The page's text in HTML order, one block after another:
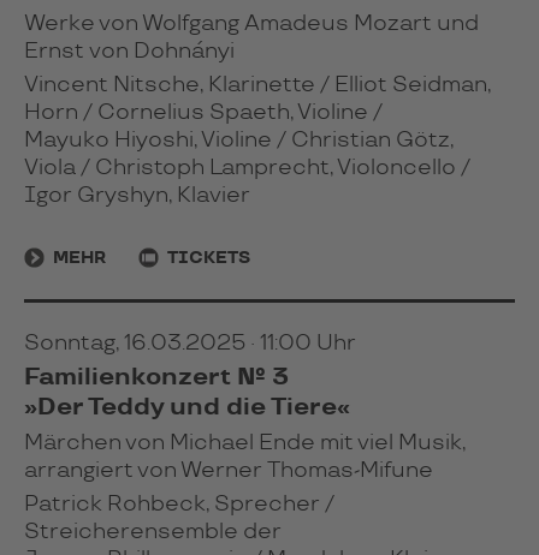
Werke von Wolfgang Amadeus Mozart und
Ernst von Dohnányi
Vincent Nitsche, Klarinette / Elliot Seidman,
Horn / Cornelius Spaeth, Violine /
Mayuko Hiyoshi, Violine / Christian Götz,
Viola / Christoph Lamprecht, Violoncello /
Igor Gryshyn, Klavier
MEHR TICKETS
Sonntag, 16.03.2025 · 11:00 Uhr
Familienkonzert № 3
»Der Teddy und die Tiere«
Märchen von Michael Ende mit viel Musik,
arrangiert von Werner Thomas-Mifune
Patrick Rohbeck, Sprecher /
Streicherensemble der